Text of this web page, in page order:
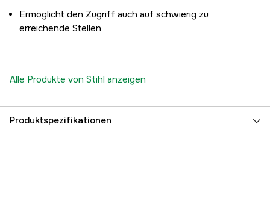
Ermöglicht den Zugriff auch auf schwierig zu
erreichende Stellen
Alle Produkte von Stihl anzeigen
Produktspezifikationen